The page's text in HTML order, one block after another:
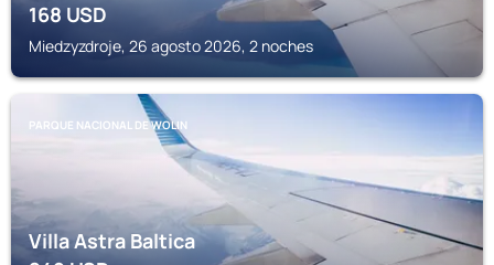
168USD
Miedzyzdroje, 26 agosto 2026, 2 noches
PARQUE NACIONAL DE WOLIN
Villa Astra Baltica